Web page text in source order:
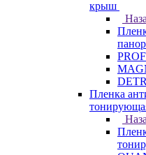
крыш
Пленка